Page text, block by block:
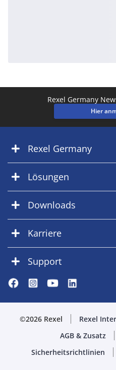
Rexel Germany
Hier
Rexel Germany
Lösungen
Downloads
Karriere
Support
©2026 Rexel Rexel
AGB & Zusatz
Sicherheitsrichtlinien